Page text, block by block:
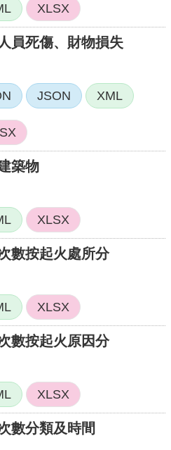
XLSX
員死傷、財物損失
JSON XML
築物
XLSX
數按起火處所分
XLSX
數按起火原因分
XLSX
數分類及時間